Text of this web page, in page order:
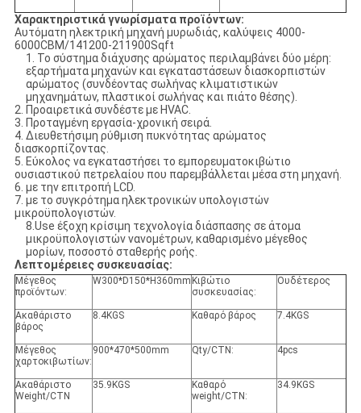
Χαρακτηριστικά γνωρίσματα προϊόντων:
Αυτόματη ηλεκτρική μηχανή μυρωδιάς, καλύψεις 4000-
6000CBM/141200-211900Sqft
1. Το σύστημα διάχυσης αρώματος περιλαμβάνει δύο μέρη:
εξαρτήματα μηχανών και εγκαταστάσεων διασκορπιστών
αρώματος (συνδέοντας σωλήνας κλιματιστικών
μηχανημάτων, πλαστικοί σωλήνας και πιάτο θέσης).
2. Προαιρετικά συνδέστε με HVAC.
3. Προταγμένη εργασία-χρονική σειρά.
4. Διευθετήσιμη ρύθμιση πυκνότητας αρώματος
διασκορπίζοντας.
5. Εύκολος να εγκαταστήσει το εμπορευματοκιβώτιο
ουσιαστικού πετρελαίου που παρεμβάλλεται μέσα στη μηχανή.
6. με την επιτροπή LCD.
7. με το συγκρότημα ηλεκτρονικών υπολογιστών
μικροϋπολογιστών.
8.Use έξοχη κρίσιμη τεχνολογία διάσπασης σε άτομα
μικροϋπολογιστών νανομέτρων, καθαρισμένο μέγεθος
μορίων, ποσοστό σταθερής ροής.
Λεπτομέρειες συσκευασίας:
Μέγεθος
προϊόντων:
W300*D150*H360mm Κιβώτιο
συσκευασίας:
Ουδέτερος
Ακαθάριστο
βάρος
8.4KGS Καθαρό βάρος 7.4KGS
Μέγεθος
χαρτοκιβωτίων:
900*470*500mm Qty/CTN: 4pcs
Ακαθάριστο
Weight/CTN
35.9KGS
Καθαρό
weight/CTN:
34.9KGS